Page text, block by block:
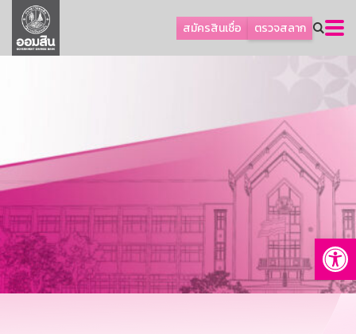
สมัครสินเชื่อ ตรวจสลาก
ลูกค้าธุรกิจ
ลูกค้าผู้ประกอบรายย่อย
การพัฒนาที่ยั่งยืน
ข่าวสาร
บริการทางการเงิน
อื่นๆ
ติดต่อเรา
บริการออนไลน์